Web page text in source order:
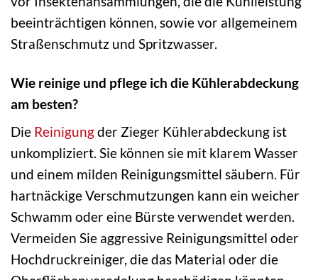
beeinträchtigen können, sowie vor allgemeinem
Straßenschmutz und Spritzwasser.
Wie reinige und pflege ich die Kühlerabdeckung
am besten?
Die Reinigungder Zieger Kühlerabdeckung ist
unkompliziert. Sie können sie mit klarem Wasser
und einem milden Reinigungsmittel säubern. Für
hartnäckige Verschmutzungen kann ein weicher
Schwamm oder eine Bürste verwendet werden.
Vermeiden Sie aggressive Reinigungsmittel oder
Hochdruckreiniger, die das Material oder die